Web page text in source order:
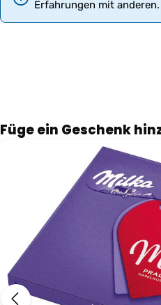
Erfahrungen mit anderen.
Produktgalerie überspringen
Füge ein Geschenk